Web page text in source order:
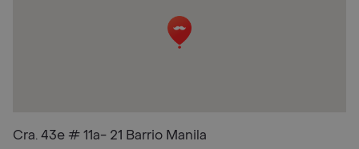
Cra. 43e # 11a- 21 Barrio Manila